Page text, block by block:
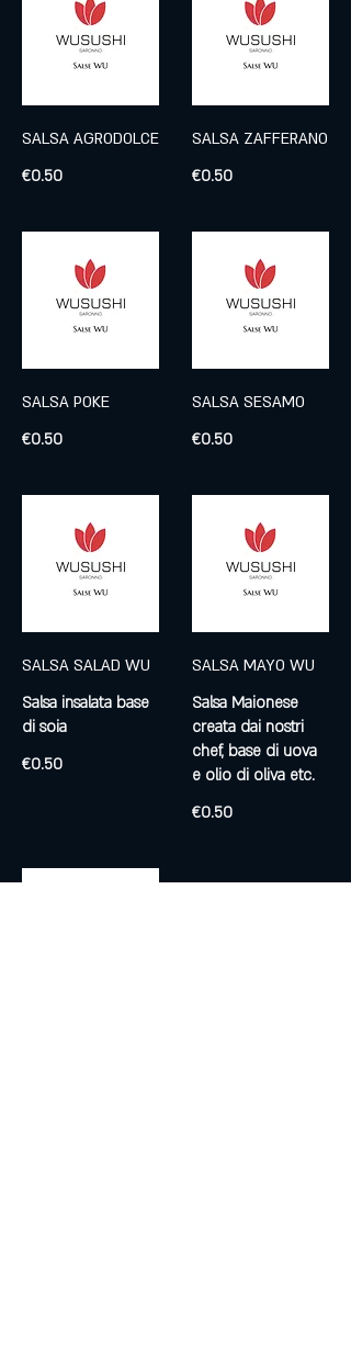
SALSA AGRODOLCE
€0.50
SALSA ZAFFERANO
€0.50
SALSA POKE
€0.50
SALSA SESAMO
€0.50
SALSA SALAD WU
Salsa insalata base
di soia
€0.50
SALSA MAYO WU
Salsa Maionese
creata dai nostri
chef, base di uova
e olio di oliva etc.
€0.50